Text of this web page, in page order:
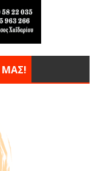
ΜΑΣ!